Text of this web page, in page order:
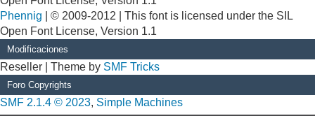
Phennig | © 2009-2012 | This font is licensed under the SIL
Open Font License, Version 1.1
Modificaciones
Reseller | Theme by SMF Tricks
Foro Copyrights
SMF 2.1.4 © 2023, Simple Machines